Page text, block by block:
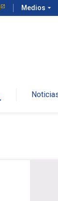
Medios arrow_drop_down